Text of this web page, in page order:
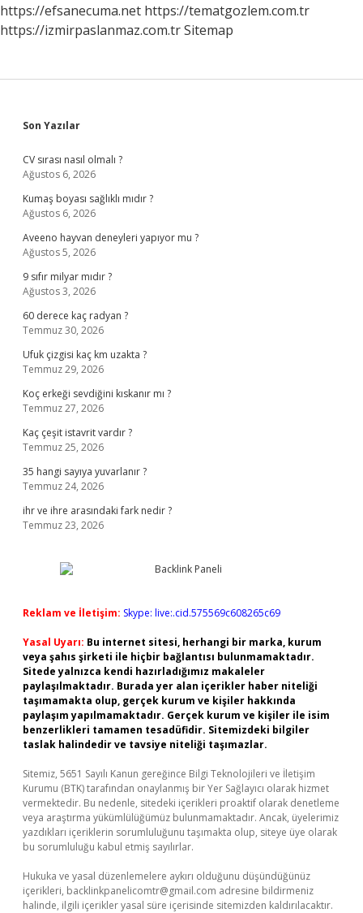
https://efsanecuma.net https://tematgozlem.com.tr
https://izmirpaslanmaz.com.trSitemap
Sidebar
Son Yazılar
CV sırası nasıl olmalı ?
Ağustos 6, 2026
Kumaş boyası sağlıklı mıdır ?
Ağustos 6, 2026
Aveeno hayvan deneyleri yapıyor mu ?
Ağustos 5, 2026
9 sıfır milyar mıdır ?
Ağustos 3, 2026
60 derece kaç radyan ?
Temmuz 30, 2026
Ufuk çizgisi kaç km uzakta ?
Temmuz 29, 2026
Koç erkeği sevdiğini kıskanır mı ?
Temmuz 27, 2026
Kaç çeşit istavrit vardır ?
Temmuz 25, 2026
35 hangi sayıya yuvarlanır ?
Temmuz 24, 2026
ihr ve ihre arasındaki fark nedir ?
Temmuz 23, 2026
Reklam ve İletişim: Skype: live:.cid.575569c608265c69
Yasal Uyarı: Bu internet sitesi, herhangi bir marka, kurum
veya şahıs şirketi ile hiçbir bağlantısı bulunmamaktadır.
Sitede yalnızca kendi hazırladığımız makaleler
paylaşılmaktadır. Burada yer alan içerikler haber niteliği
taşımamakta olup, gerçek kurum ve kişiler hakkında
paylaşım yapılmamaktadır. Gerçek kurum ve kişiler ile isim
benzerlikleri tamamen tesadüfidir. Sitemizdeki bilgiler
taslak halindedir ve tavsiye niteliği taşımazlar.
Sitemiz, 5651 Sayılı Kanun gereğince Bilgi Teknolojileri ve İletişim
Kurumu (BTK) tarafından onaylanmış bir Yer Sağlayıcı olarak hizmet
vermektedir. Bu nedenle, sitedeki içerikleri proaktif olarak denetleme
veya araştırma yükümlülüğümüz bulunmamaktadır. Ancak, üyelerimiz
yazdıkları içeriklerin sorumluluğunu taşımakta olup, siteye üye olarak
bu sorumluluğu kabul etmiş sayılırlar.
Hukuka ve yasal düzenlemelere aykırı olduğunu düşündüğünüz
içerikleri, backlinkpanelicomtr@gmail.com adresine bildirmeniz
halinde, ilgili içerikler yasal süre içerisinde sitemizden kaldırılacaktır.